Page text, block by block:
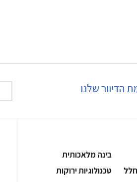
הדיוור שלנו
בינה מלאכותית
‫טכנולוגיות ירוקות‬